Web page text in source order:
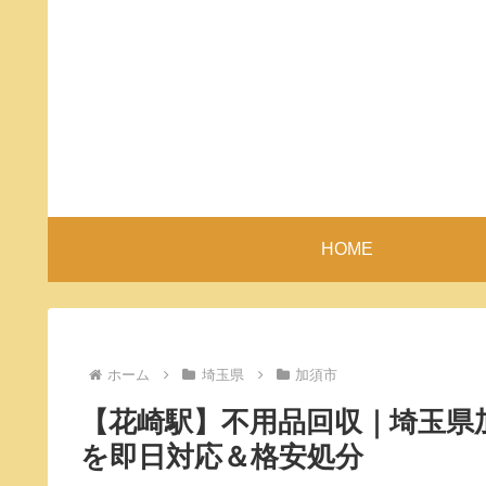
HOME
ホーム 埼玉県 加須市
【花崎駅】不用品回収｜埼玉
を即日対応＆格安処分